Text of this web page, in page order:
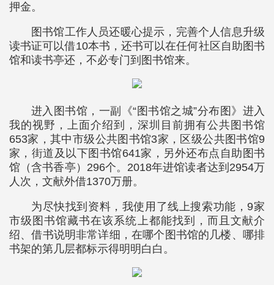
押金。
图书馆工作人员还暖心提示，完善个人信息升级
读书证可以借10本书，还书可以在任何社区自助图书
馆和读书亭还，不必专门到图书馆来。
进入图书馆，一副《“图书馆之城”分布图》进入
我的视野，上面介绍到，深圳目前拥有公共图书馆
653家，其中市级公共图书馆3家，区级公共图书馆9
家，街道及以下图书馆641家，另外还布点自助图书
馆（含书香亭）296个。2018年进馆读者达到2954万
人次，文献外借1370万册。
为尽快找到资料，我使用了线上搜索功能，9家
市级图书馆藏书在该系统上都能找到，而且文献介
绍、借书说明非常详细，在哪个图书馆的几楼、哪排
书架的第几层都标示得明明白白。